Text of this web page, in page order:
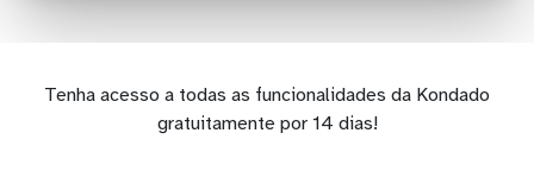
Tenha acesso a todas as funcionalidades da Kondado
gratuitamente por 14 dias!